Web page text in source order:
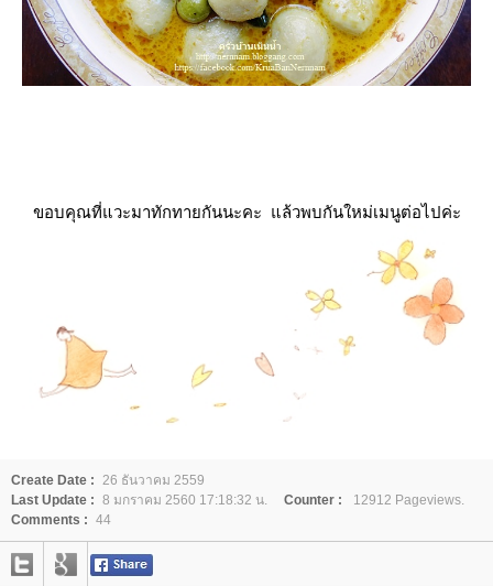
ขอบคุณที่แวะมาทักทายกันนะคะ แล้วพบกันใหม่เมนูต่อไปค่ะ
Create Date :
26 ธันวาคม 2559
Last Update : 8 มกราคม 2560 17:18:32 น. Counter :
12912 Pageviews.
Comments : 44